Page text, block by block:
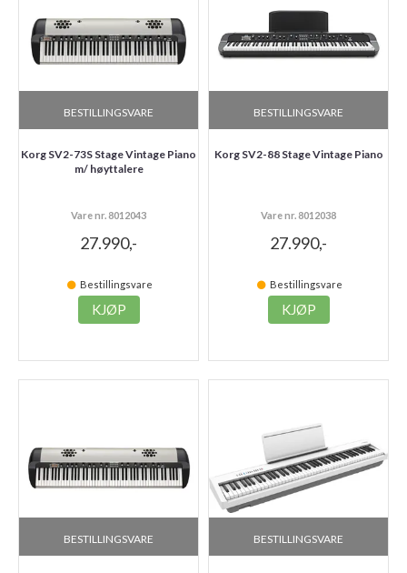
BESTILLINGSVARE
Korg SV2-73S Stage Vintage Piano
m/ høyttalere
Vare nr. 8012043
27.990,-
Bestillingsvare
KJØP
BESTILLINGSVARE
Korg SV2-88 Stage Vintage Piano
Vare nr. 8012038
27.990,-
Bestillingsvare
KJØP
BESTILLINGSVARE BESTILLINGSVARE